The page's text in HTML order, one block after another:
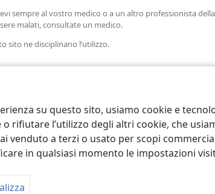
su questo sito, usiamo cookie e
rifiutare l’utilizzo degli altri cookie, che
venduto a terzi o usato per scopi
in qualsiasi momento le impostazioni
sempre al vostro medico o a un altro professionista
malati, consultate un medico.
sito ne disciplinano l’utilizzo.
Tower Bible and Tract Society of Pennsylvania.